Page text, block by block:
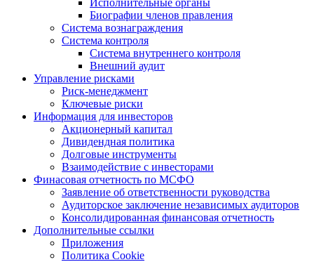
Исполнительные органы
Биографии членов правления
Система вознаграждения
Система контроля
Система внутреннего контроля
Внешний аудит
Управление рисками
Риск-менеджмент
Ключевые риски
Информация для инвесторов
Акционерный капитал
Дивидендная политика
Долговые инструменты
Взаимодействие с инвеcторами
Финасовая отчетность по МСФО
Заявление об ответственности руководства
Аудиторское заключение независимых аудиторов
Консолидированная финансовая отчетность
Дополнительные ссылки
Приложения
Политика Cookie